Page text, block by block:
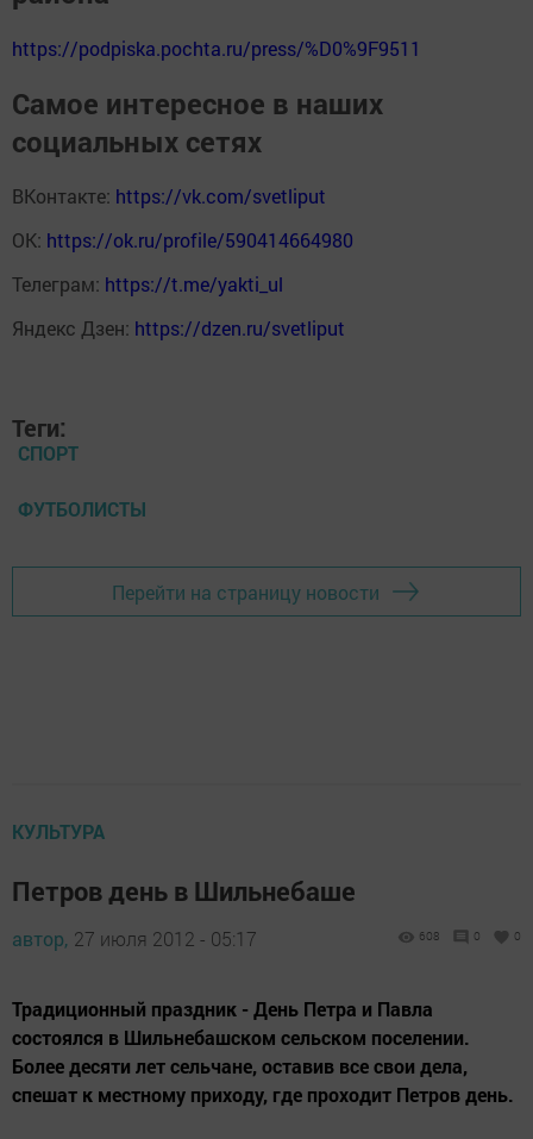
https://podpiska.pochta.ru/press/%D0%9F9511
Самое интересное в наших
социальных сетях
ВКонтакте: https://vk.com/svetliput
ОК: https://ok.ru/profile/590414664980
Телеграм: https://t.me/yakti_ul
Яндекс Дзен: https://dzen.ru/svetliput
Теги:
СПОРТ
ФУТБОЛИСТЫ
Перейти на страницу новости
КУЛЬТУРА
Петров день в Шильнебаше
автор, 27 июля 2012 - 05:17 608 0 0
Традиционный праздник - День Петра и Павла
состоялся в Шильнебашском сельском поселении.
Более десяти лет сельчане, оставив все свои дела,
спешат к местному приходу, где проходит Петров день.